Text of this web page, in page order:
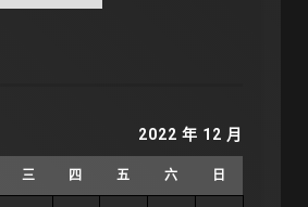
2022 年 12 月
三 四 五 六 日